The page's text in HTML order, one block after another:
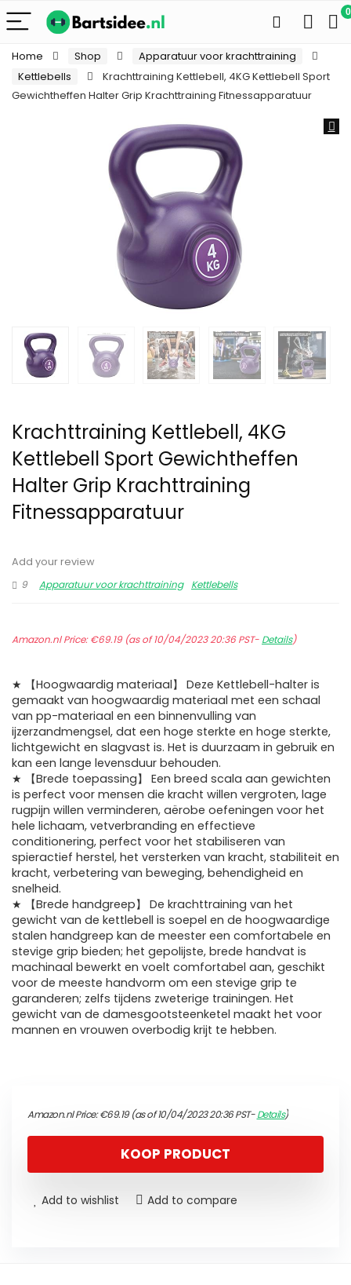
0
Home Shop
Apparatuur voor krachttraining
Kettlebells
Krachttraining Kettlebell, 4KG Kettlebell Sport
Gewichtheffen Halter Grip Krachttraining Fitnessapparatuur
Krachttraining Kettlebell, 4KG
Kettlebell Sport Gewichtheffen
Halter Grip Krachttraining
Fitnessapparatuur
Add your review
9
Apparatuur voor krachttraining Kettlebells
Amazon.nl Price:€69.19(as of 10/04/2023 20:36 PST- Details)
★ 【Hoogwaardig materiaal】 Deze Kettlebell-halter is
gemaakt van hoogwaardig materiaal met een schaal
van pp-materiaal en een binnenvulling van
ijzerzandmengsel, dat een hoge sterkte en hoge sterkte,
lichtgewicht en slagvast is. Het is duurzaam in gebruik en
kan een lange levensduur behouden.
★ 【Brede toepassing】 Een breed scala aan gewichten
is perfect voor mensen die kracht willen vergroten, lage
rugpijn willen verminderen, aërobe oefeningen voor het
hele lichaam, vetverbranding en effectieve
conditionering, perfect voor het stabiliseren van
spieractief herstel, het versterken van kracht, stabiliteit en
kracht, verbetering van beweging, behendigheid en
snelheid.
★ 【Brede handgreep】 De krachttraining van het
gewicht van de kettlebell is soepel en de hoogwaardige
stalen handgreep kan de meester een comfortabele en
stevige grip bieden; het gepolijste, brede handvat is
machinaal bewerkt en voelt comfortabel aan, geschikt
voor de meeste handvorm om een ​​stevige grip te
garanderen; zelfs tijdens zweterige trainingen. Het
gewicht van de damesgootsteenketel maakt het voor
mannen en vrouwen overbodig krijt te hebben.
Amazon.nl Price:€69.19(as of 10/04/2023 20:36 PST-Details)
KOOP PRODUCT
Add to wishlist Add to compare